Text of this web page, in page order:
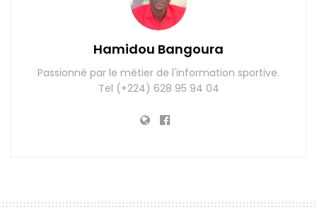
Hamidou Bangoura
Passionné par le métier de l'information sportive.
Tel (+224) 628 95 94 04